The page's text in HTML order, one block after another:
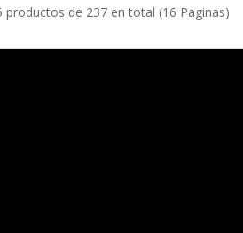
productos de 237 en total (16 Paginas)